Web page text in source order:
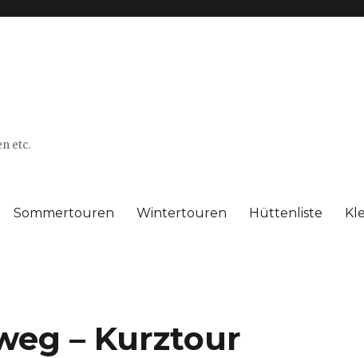
etc.
Sommertouren Wintertouren Hüttenliste
– Kurztour